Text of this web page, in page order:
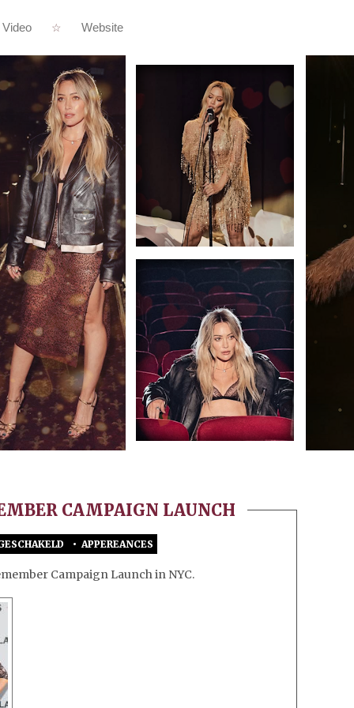
Video Website
CAMPAIGN LAUNCH
VOOR
•APPEREANCES
Campaign Launch in NYC.